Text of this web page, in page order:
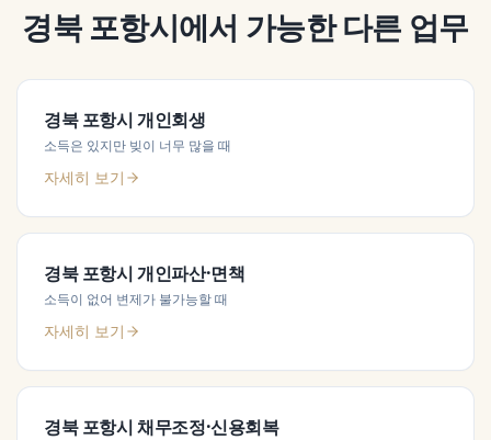
경북 포항시에서 가능한 다른 업무
경북 포항시개인회생
소득은 있지만 빚이 너무 많을 때
자세히 보기
경북 포항시개인파산·면책
소득이 없어 변제가 불가능할 때
자세히 보기
경북 포항시채무조정·신용회복